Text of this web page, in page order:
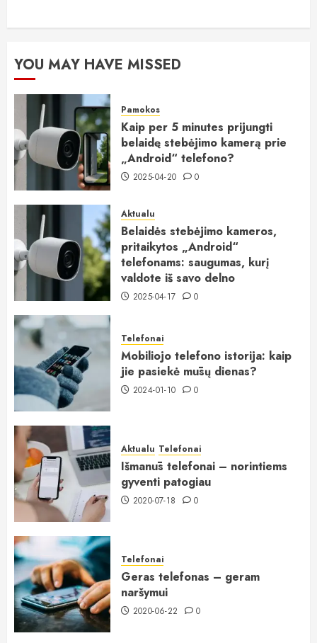
YOU MAY HAVE MISSED
Pamokos
Kaip per 5 minutes prijungti
belaidę stebėjimo kamerą prie
„Android“ telefono?
2025-04-20 0
Aktualu
Belaidės stebėjimo kameros,
pritaikytos „Android“
telefonams: saugumas, kurį
valdote iš savo delno
2025-04-17 0
Telefonai
Mobiliojo telefono istorija: kaip
jie pasiekė mūsų dienas?
2024-01-10 0
Aktualu Telefonai
Išmanūs telefonai – norintiems
gyventi patogiau
2020-07-18 0
Telefonai
Geras telefonas – geram
naršymui
2020-06-22 0